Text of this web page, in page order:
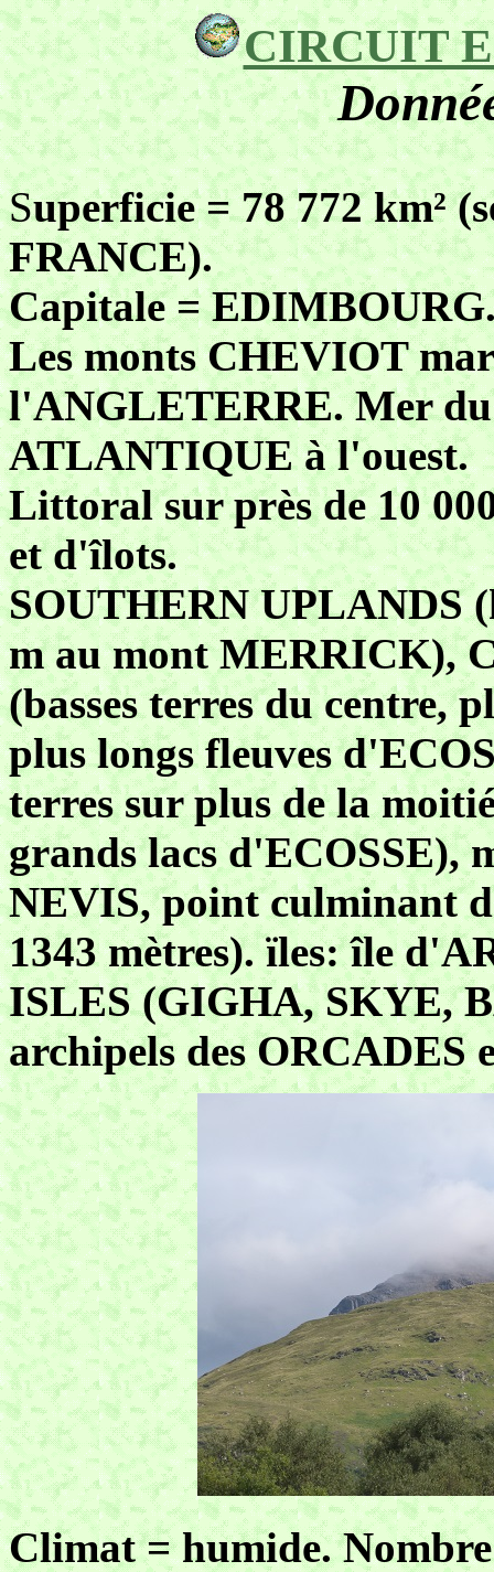
CIRCUIT
Superficie = 78 772 km²
FRANCE).
Capitale =
Les monts CHEVIOT
l'ANGLETERRE. Mer
ATLANTIQUE à l'ouest.
Littoral sur près de 10
et d'îlots.
SOUTHERN UPLANDS
m au mont MERRICK),
(basses terres du centre,
plus longs fleuves
terres sur plus de la
grands lacs d'ECOSSE),
NEVIS, point culminant
1343 mètres). ïles: île
ISLES (GIGHA, SKYE,
archipels des
Climat = humide.